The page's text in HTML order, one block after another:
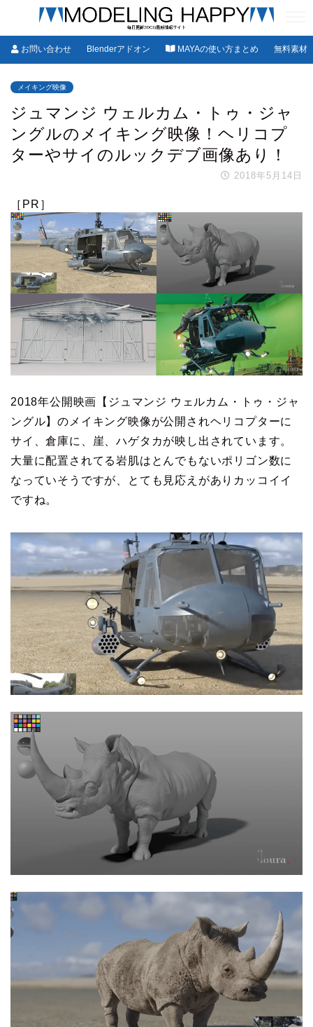
お問い合わせ Blenderアドオン MAYAの使い方まとめ 無料素材
メイキング映像
ジュマンジ ウェルカム・トゥ・ジャ
ングルのメイキング映像！ヘリコプ
ターやサイのルックデブ画像あり！
2018年5月14日
［PR］
2018年公開映画【ジュマンジ ウェルカム・トゥ・ジャ
ングル】のメイキング映像が公開されヘリコプターに
サイ、倉庫に、崖、ハゲタカが映し出されています。
大量に配置されてる岩肌はとんでもないポリゴン数に
なっていそうですが、とても見応えがありカッコイイ
ですね。